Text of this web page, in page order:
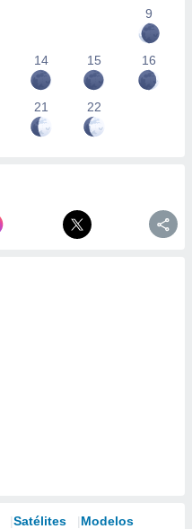
9
14 15 16
21 22
Satélites Modelos